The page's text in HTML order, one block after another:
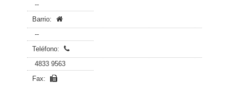
--
Barrio:
--
Teléfono:
4833 9563
Fax: